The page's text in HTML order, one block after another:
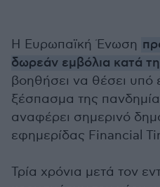
Η Ευρωπαϊκή Ένωση
δωρεάν εμβόλια κατά
βοηθήσει να θέσει υπό
ξέσπασμα της
αναφέρει σημερινό
εφημερίδας Financial
Τρία χρόνια μετά τον